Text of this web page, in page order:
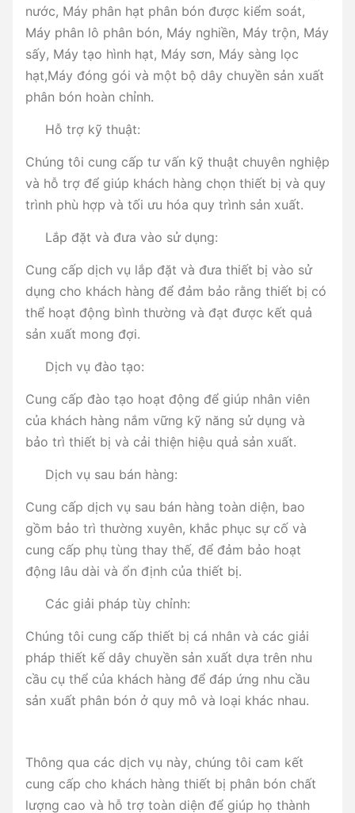
nước, Máy phân hạt phân bón được kiểm soát,
Máy phân lô phân bón, Máy nghiền, Máy trộn, Máy
sấy, Máy tạo hình hạt, Máy sơn, Máy sàng lọc
hạt,Máy đóng gói và một bộ dây chuyền sản xuất
phân bón hoàn chỉnh.
Hỗ trợ kỹ thuật:
Chúng tôi cung cấp tư vấn kỹ thuật chuyên nghiệp
và hỗ trợ để giúp khách hàng chọn thiết bị và quy
trình phù hợp và tối ưu hóa quy trình sản xuất.
Lắp đặt và đưa vào sử dụng:
Cung cấp dịch vụ lắp đặt và đưa thiết bị vào sử
dụng cho khách hàng để đảm bảo rằng thiết bị có
thể hoạt động bình thường và đạt được kết quả
sản xuất mong đợi.
Dịch vụ đào tạo:
Cung cấp đào tạo hoạt động để giúp nhân viên
của khách hàng nắm vững kỹ năng sử dụng và
bảo trì thiết bị và cải thiện hiệu quả sản xuất.
Dịch vụ sau bán hàng:
Cung cấp dịch vụ sau bán hàng toàn diện, bao
gồm bảo trì thường xuyên, khắc phục sự cố và
cung cấp phụ tùng thay thế, để đảm bảo hoạt
động lâu dài và ổn định của thiết bị.
Các giải pháp tùy chỉnh:
Chúng tôi cung cấp thiết bị cá nhân và các giải
pháp thiết kế dây chuyền sản xuất dựa trên nhu
cầu cụ thể của khách hàng để đáp ứng nhu cầu
sản xuất phân bón ở quy mô và loại khác nhau.
Thông qua các dịch vụ này, chúng tôi cam kết
cung cấp cho khách hàng thiết bị phân bón chất
lượng cao và hỗ trợ toàn diện để giúp họ thành